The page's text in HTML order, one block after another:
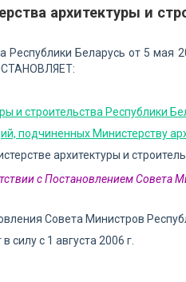
архитектуры и
Республики Беларусь от 5 мая
и строительства Республики
подчиненных Министерству
архитектуры и
с Постановлением Совета
Совета Министров
силу с 1 августа 2006 г.